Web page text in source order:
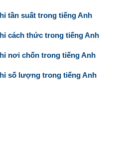
tần suất trong tiếng Anh
cách thức trong tiếng Anh
nơi chốn trong tiếng Anh
số lượng trong tiếng Anh